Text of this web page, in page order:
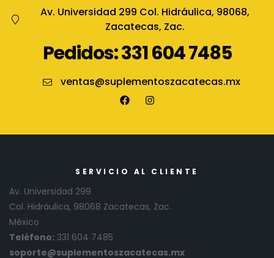
Av. Universidad 299 Col. Hidráulica, 98068,
Zacatecas, Zac.
Pedidos: 331 604 7485
ventas@suplementoszacatecas.mx
SERVICIO AL CLIENTE
Av. Universidad 299
Col. Hidráulica, 98068 Zacatecas, Zac.
México
Teléfono: 331 604 7485
soporte@suplementoszacatecas.mx